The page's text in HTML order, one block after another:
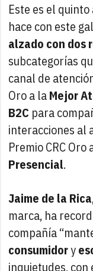
Este es el
hace con este
alzado con dos
subcategorías
canal de
Oro a laMejor
B2C para
interacciones al
Premio CRC Oro
Presencial.
Jaime de la Rica
marca, ha
compañía
consumidory
inquietudes,